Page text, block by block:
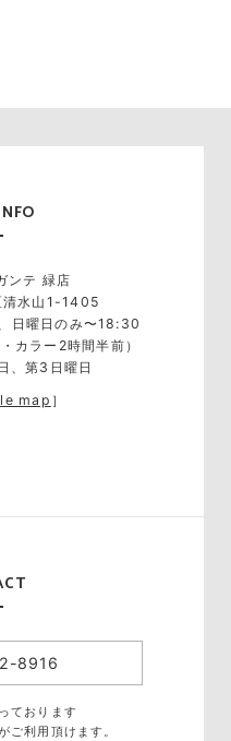
ンテ 緑店
清水山1-1405
日曜日のみ〜18:30
カラー2時間半前）
、第3日曜日
map ］
8916
ております
ご利用頂けます。